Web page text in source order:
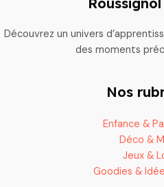
Découvrez un univers
des moments
Nos
Enfance &
Déco &
Jeux &
Goodies &